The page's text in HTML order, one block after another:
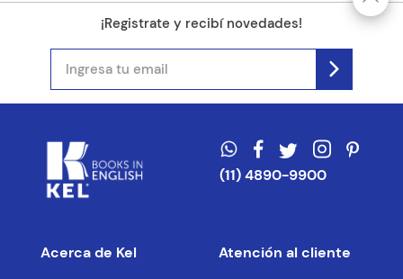
¡Registrate y recibí novedades!
(11) 4890-9900
Acerca de Kel Atención al cliente